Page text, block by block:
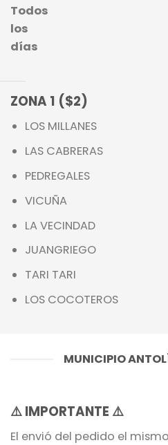
Todos
los
días
ZONA 1 ($2)
LOS MILLANES
LAS CABRERAS
PEDREGALES
VICUÑA
LA VECINDAD
JUANGRIEGO
TARI TARI
LOS COCOTEROS
MUNICIPIO
⚠️ IMPORTANTE ⚠️
El envió del pedido el